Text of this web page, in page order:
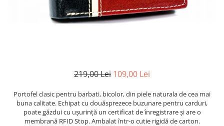
219,00 Lei 109,00 Lei
Portofel clasic pentru barbati, bicolor, din piele naturala de cea mai
buna calitate. Echipat cu douăsprezece buzunare pentru carduri,
poate găzdui cu ușurință un certificat de înregistrare și are o
membrană RFID Stop. Ambalat într-o cutie rigidă de carton.